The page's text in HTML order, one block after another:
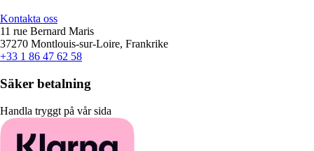
Kontakta oss
11 rue Bernard Maris
37270 Montlouis-sur-Loire, Frankrike
+33 1 86 47 62 58
Säker betalning
Handla tryggt på vår sida